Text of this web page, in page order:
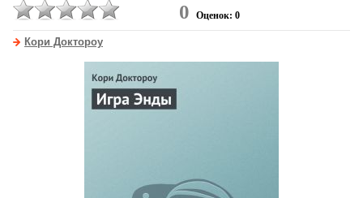
0 Оценок: 0
Кори Доктороу